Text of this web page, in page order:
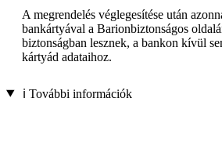
A megrendelés véglegesítése után
bankártyával a Barionbiztonságos
biztonságban lesznek, a bankon kívül
kártyád adataihoz.
ℹ️ További információk